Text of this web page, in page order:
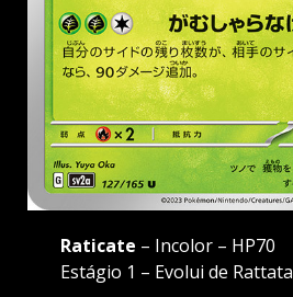
Raticate – Incolor – HP70
Estágio 1 – Evolui de Rattata